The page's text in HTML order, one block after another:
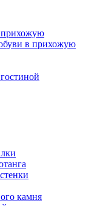
прихожую
в прихожую
камня